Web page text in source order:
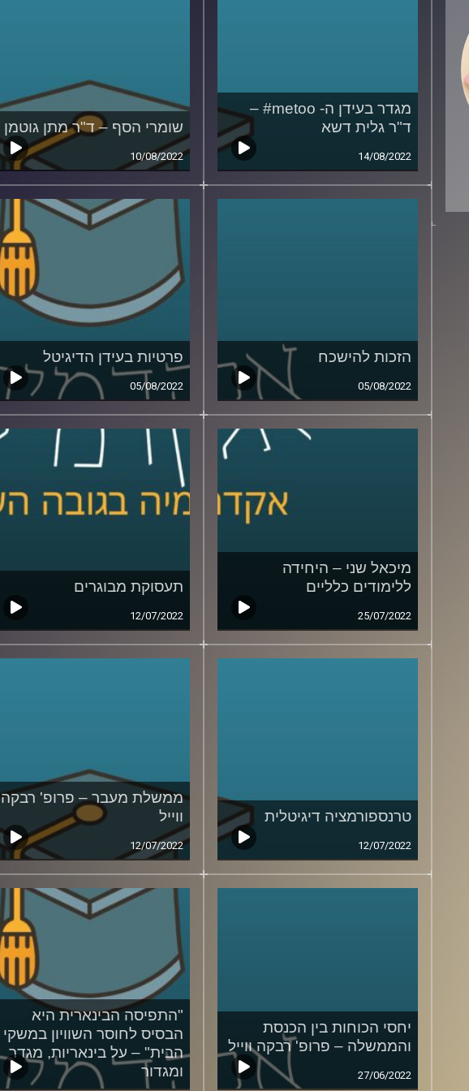
מגדר בעידן ה- metoo# –
ד"ר גלית דשא
14/08/2022
שומרי הסף – ד"ר מתן גוטמן
10/08/2022
הזכות להישכח
05/08/2022
פרטיות בעידן הדיגיטל
05/08/2022
מיכאל שני – היחידה
ללימודים כלליים
25/07/2022
תעסוקת מבוגרים
12/07/2022
טרנספורמציה דיגיטלית
12/07/2022
ממשלת מעבר – פרופ' רבקה
ווייל
12/07/2022
יחסי הכוחות בין הכנסת
והממשלה – פרופ' רבקה ווייל
27/06/2022
"התפיסה הבינארית היא
הבסיס לחוסר השוויון במשקי
הבית" – על בינאריות, מגדר
ומגדור